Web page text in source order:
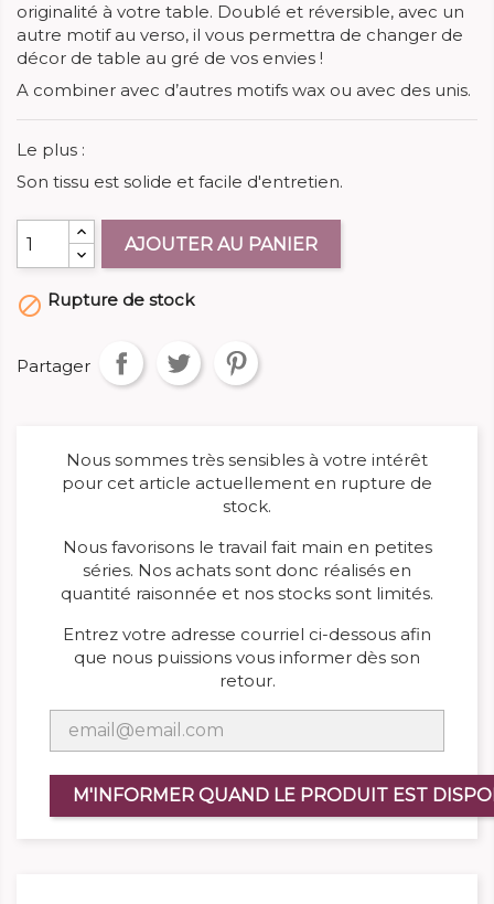
originalité à votre table. Doublé et réversible, avec un
autre motif au verso, il vous permettra de changer de
décor de table au gré de vos envies !
A combiner avec d’autres motifs wax ou avec des unis.
Le plus :
Son tissu est solide et facile d'entretien.
AJOUTER AU PANIER
 Rupture de stock
Partager
Nous sommes très sensibles à votre intérêt
pour cet article actuellement en rupture de
stock.
Nous favorisons le travail fait main en petites
séries. Nos achats sont donc réalisés en
quantité raisonnée et nos stocks sont limités.
Entrez votre adresse courriel ci-dessous afin
que nous puissions vous informer dès son
retour.
M'INFORMER QUAND LE PRODUIT EST